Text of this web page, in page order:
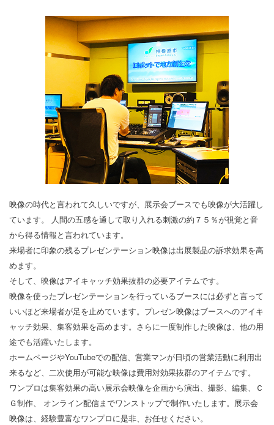
映像の時代と言われて久しいですが、展示会ブースでも映像が大活躍し
ています。 人間の五感を通して取り入れる刺激の約７５％が視覚と音
から得る情報と言われています。
来場者に印象の残るプレゼンテーション映像は出展製品の訴求効果を高
めます。
そして、映像はアイキャッチ効果抜群の必要アイテムです。
映像を使ったプレゼンテーションを行っているブースには必ずと言って
いいほど来場者が足を止めています。プレゼン映像はブースへのアイキ
ャッチ効果、集客効果を高めます。さらに一度制作した映像は、他の用
途でも活躍いたします。
ホームページやYouTubeでの配信、営業マンが日頃の営業活動に利用出
来るなど、二次使用が可能な映像は費用対効果抜群のアイテムです。
ワンプロは集客効果の高い展示会映像を企画から演出、撮影、編集、Ｃ
Ｇ制作、 オンライン配信までワンストップで制作いたします。展示会
映像は、経験豊富なワンプロに是非、お任せください。